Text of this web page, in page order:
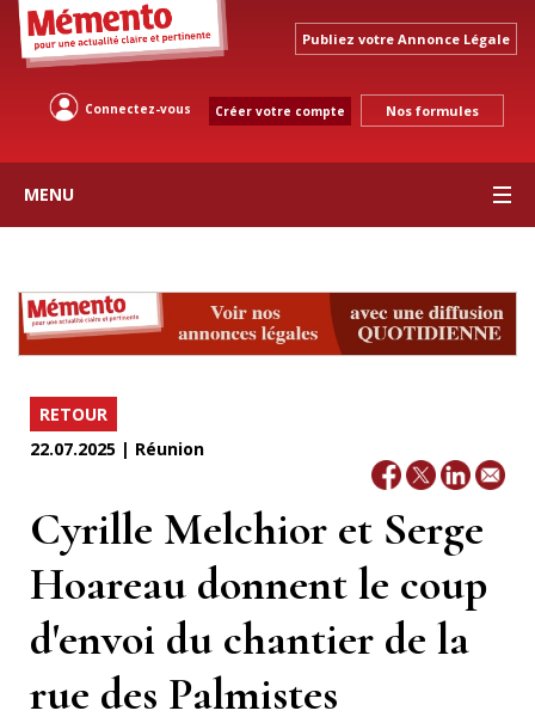
Publiez votre Annonce Légale
Connectez-vous Créer votre compte Nos formules
MENU
RETOUR
22.07.2025 | Réunion
Cyrille Melchior et Serge
Hoareau donnent le coup
d'envoi du chantier de la
rue des Palmistes